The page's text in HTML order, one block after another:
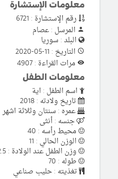
معلومات الإستشارة
رقم الإستشارة : 6721
المرسل : عصام
البلد : سوريا
التاريخ : 11-05-2020
مرات القراءة : 4907
معلومات الطفل
اسم الطفل : اية
تاريخ ولادته : 2018
عمره : سنتان وثلاثة اشهر
جنسه : أنثى
محيط رأسه : 40
الوزن الحالي : 11
وزن الطفل عند الولادة : 2.5
طوله : 70
تغذيته : حليب صناعي